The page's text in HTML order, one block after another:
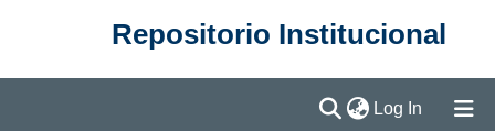
Repositorio Institucional
Log In (current)